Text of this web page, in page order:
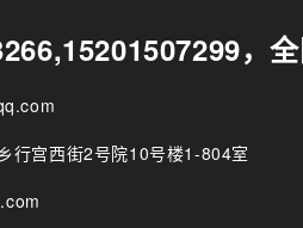
，
行宫西街2号院10号楼1-804室